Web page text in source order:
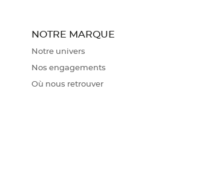
NOTRE MARQUE
Notre univers
Nos engagements
Où nous retrouver